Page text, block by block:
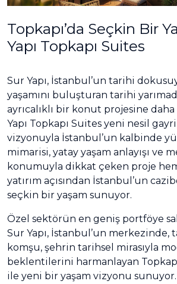
Topkapı’da Seçkin Bir
Yapı Topkapı Suites
Sur Yapı, İstanbul’un tarihi
yaşamını buluşturan tarihi
ayrıcalıklı bir konut projesine daha
Yapı Topkapı Suites yeni nesil
vizyonuyla İstanbul’un kalbinde
mimarisi, yatay yaşam anlayışı ve
konumuyla dikkat çeken proje
yatırım açısından İstanbul’un
seçkin bir yaşam sunuyor.
Özel sektörün en geniş portföye
Sur Yapı, İstanbul’un merkezinde,
komşu, şehrin tarihsel mirasıyla
beklentilerini harmanlayan
ile yeni bir yaşam vizyonu sunuyor.